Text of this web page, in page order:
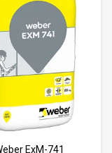
ExM-741